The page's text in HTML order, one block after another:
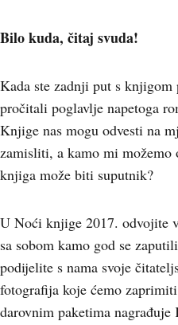
Bilo kuda, čitaj svuda!
Kada ste zadnji put s
pročitali poglavlje napetoga
Knjige nas mogu odvesti na
zamisliti, a kamo mi možemo
knjiga može biti suputnik?
U Noći knjige 2017. odvojite
sa sobom kamo god se
podijelite s nama svoje
fotografija koje ćemo
darovnim paketima